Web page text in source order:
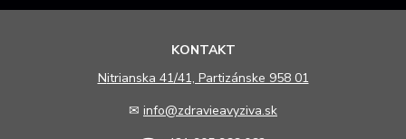
KONTAKT
Nitrianska 41/41, Partizánske 958 01
✉ info@zdravieavyziva.sk